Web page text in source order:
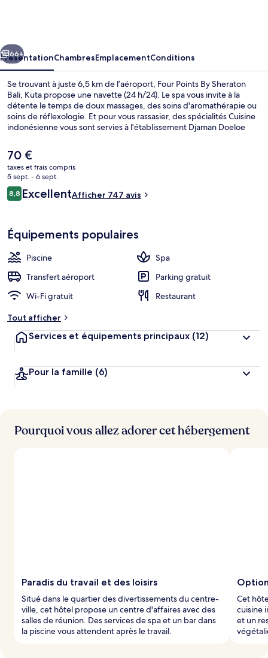
Bali,
Kuta
Suivant
66+
PrésentationChambresEmplacementConditions
Se trouvant à juste 6,5 km de l’aéroport, Four Points By Sheraton
Bali, Kuta propose une navette (24 h/24). Le spa vous invite à la
détente le temps de doux massages, des soins d'aromathérapie ou
soins de réflexologie. Et pour vous rassasier, des spécialités Cuisine
indonésienne vous sont servies à l'établissement Djaman Doeloe
dîner. Parmi les autres petits avantages de cet hébergement
figurent 2 piscines extérieures, une terrasse sur le toit et un club
pour enfants (gratuit). Les autres voyageurs sont enchantés par le
personnel attentionné et la présentation générale.
Le
prix
actuel
est
de
70 €
taxes et frais compris
5 sept. - 6 sept.
Avis
voyageurs
8,88,8 sur 10
ExcellentAfficher 747 avis
Équipements populaires
Piscine
Spa
Transfert aéroport
Parking gratuit
Wi-Fi gratuit
Restaurant
Tout afficher
Services et équipements principaux (12)
Pour la famille (6)
Pourquoi vous allez adorer cet hébergement
Paradis du travail et des loisirs
Situé dans le quartier des divertissements du centre-
ville, cet hôtel propose un centre d'affaires avec des
salles de réunion. Des services de spa et un bar dans
la piscine vous attendent après le travail.
Cet
cuisine
et un